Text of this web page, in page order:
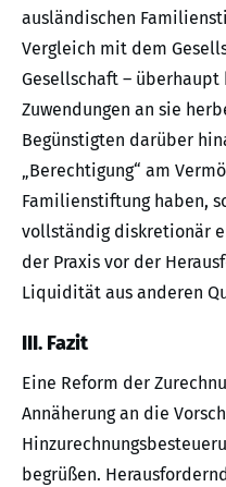
ausländischen
Vergleich mit dem
Gesellschaft –
Zuwendungen an sie
Begünstigten darüber
„Berechtigung“ am
Familienstiftung haben,
vollständig diskretionär
der Praxis vor der
Liquidität aus anderen
III. Fazit
Eine Reform der
Annäherung an die
begrüßen.